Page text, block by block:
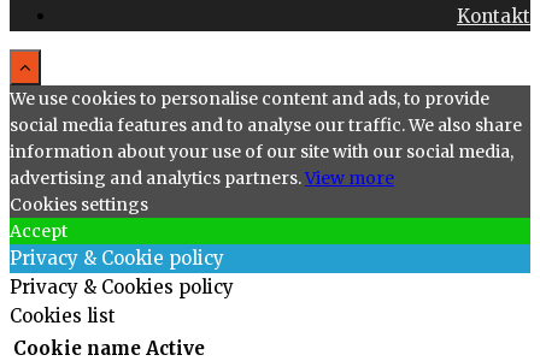
Kontakt
We use cookies to personalise content and ads, to provide
social media features and to analyse our traffic. We also share
information about your use of our site with our social media,
advertising and analytics partners.View more
Cookies settings
Accept
Privacy & Cookie policy
Privacy & Cookies policy
Cookies list
Cookie name Active